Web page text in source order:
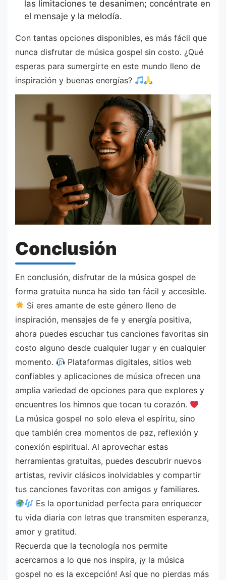
las limitaciones te desanimen; concéntrate en
el mensaje y la melodía.
Con tantas opciones disponibles, es más fácil que
nunca disfrutar de música gospel sin costo. ¿Qué
esperas para sumergirte en este mundo lleno de
inspiración y buenas energías?
Conclusión
En conclusión, disfrutar de la música gospel de
forma gratuita nunca ha sido tan fácil y accesible.
Si eres amante de este género lleno de
inspiración, mensajes de fe y energía positiva,
ahora puedes escuchar tus canciones favoritas sin
costo alguno desde cualquier lugar y en cualquier
momento.
Plataformas digitales, sitios web
confiables y aplicaciones de música ofrecen una
amplia variedad de opciones para que explores y
encuentres los himnos que tocan tu corazón.
La música gospel no solo eleva el espíritu, sino
que también crea momentos de paz, reflexión y
conexión espiritual. Al aprovechar estas
herramientas gratuitas, puedes descubrir nuevos
artistas, revivir clásicos inolvidables y compartir
tus canciones favoritas con amigos y familiares.
Es la oportunidad perfecta para enriquecer
tu vida diaria con letras que transmiten esperanza,
amor y gratitud.
Recuerda que la tecnología nos permite
acercarnos a lo que nos inspira, ¡y la música
gospel no es la excepción! Así que no pierdas más